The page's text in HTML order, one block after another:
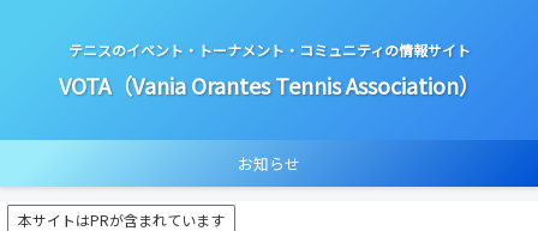
テニスのイベント・トーナメント・コミュニティの情報サイト
VOTA（Vania Orantes Tennis Association）
お知らせ
本サイトはPRが含まれています